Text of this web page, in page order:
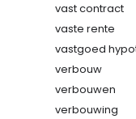
vast contract
vaste rente
vastgoed
verbouw
verbouwen
verbouwing